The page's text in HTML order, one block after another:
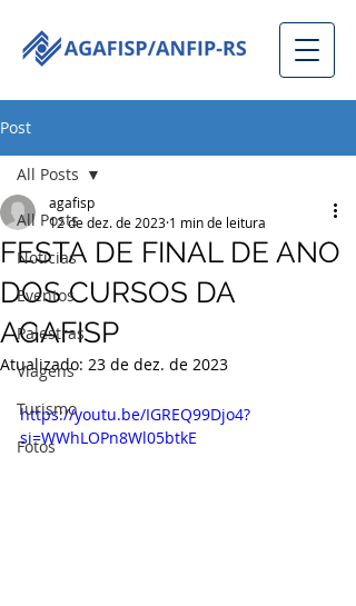
Post
All Posts
Notícias
Eventos
Palestras
Viagens
Turismo
Fotos
All Posts
FESTA DE FINAL DE ANO
DOS CURSOS DA
AGAFISP
agafisp
12 de dez. de 2023 1 min de leitura
Atualizado: 23 de dez. de 2023
https://youtu.be/IGREQ99Djo4?
si=WWhLOPn8Wl05btkE